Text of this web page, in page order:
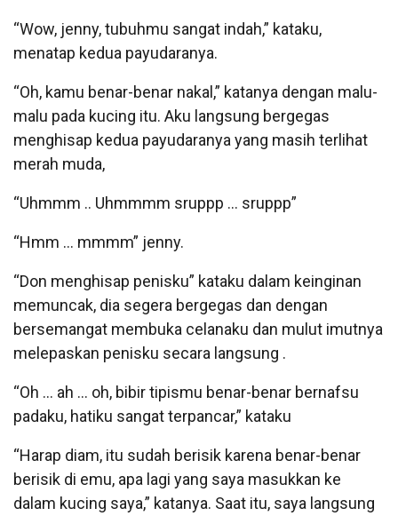
“Wow, jenny, tubuhmu sangat indah,” kataku,
menatap kedua payudaranya.
“Oh, kamu benar-benar nakal,” katanya dengan malu-
malu pada kucing itu. Aku langsung bergegas
menghisap kedua payudaranya yang masih terlihat
merah muda,
“Uhmmm .. Uhmmmm sruppp … sruppp”
“Hmm … mmmm” jenny.
“Don menghisap penisku” kataku dalam keinginan
memuncak, dia segera bergegas dan dengan
bersemangat membuka celanaku dan mulut imutnya
melepaskan penisku secara langsung .
“Oh … ah … oh, bibir tipismu benar-benar bernafsu
padaku, hatiku sangat terpancar,” kataku
“Harap diam, itu sudah berisik karena benar-benar
berisik di emu, apa lagi yang saya masukkan ke
dalam kucing saya,” katanya. Saat itu, saya langsung